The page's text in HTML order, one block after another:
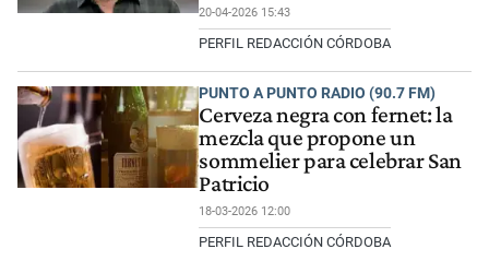
20-04-2026 15:43
PERFIL REDACCIÓN CÓRDOBA
PUNTO A PUNTO RADIO (90.7 FM)
Cerveza negra con fernet: la
mezcla que propone un
sommelier para celebrar San
Patricio
18-03-2026 12:00
PERFIL REDACCIÓN CÓRDOBA